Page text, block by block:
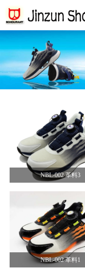
PRODUCTS
NBL-002 革料3
NBL-002 革料1